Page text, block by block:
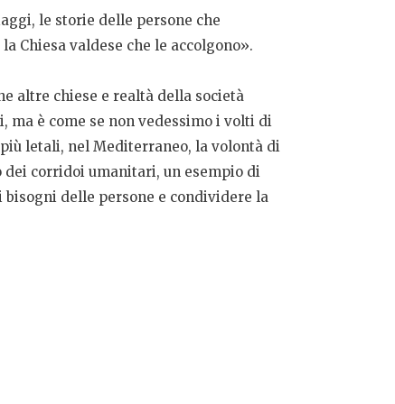
le storie delle persone che
la Chiesa valdese che le accolgono».
altre chiese e realtà della società
è come se non vedessimo i volti di
letali, nel Mediterraneo, la volontà di
dei corridoi umanitari, un esempio di
delle persone e condividere la